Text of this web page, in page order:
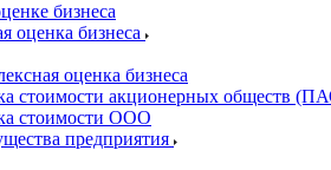
бизнеса
оценка бизнеса
оценка бизнеса
стоимости акционерных обществ
стоимости ООО
предприятия
Березники
Бийск
Биробиджан
Бирск